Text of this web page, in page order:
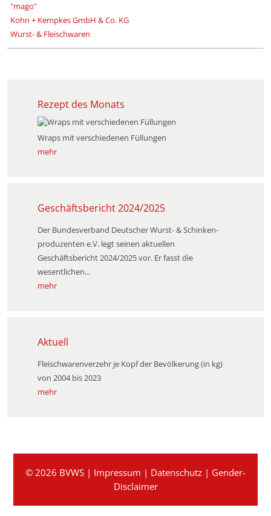
"mago"
Kohn + Kempkes GmbH & Co. KG
Wurst- & Fleischwaren
Rezept des Monats
Wraps mit verschiedenen Füllungen
mehr
Geschäftsbericht 2024/2025
Der Bundesverband Deutscher Wurst- & Schinken­
produzenten e.V. legt seinen aktuellen
Geschäftsbericht 2024/2025 vor. Er fasst die
wesentlichen...
mehr
Aktuell
Fleischwarenverzehr je Kopf der Bevölkerung (in kg)
von 2004 bis 2023
mehr
© 2026 BVWS | Impressum | Datenschutz | Gender-
Disclaimer